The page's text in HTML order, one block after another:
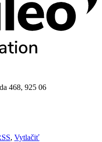
468, 925 06
, Vytlačiť